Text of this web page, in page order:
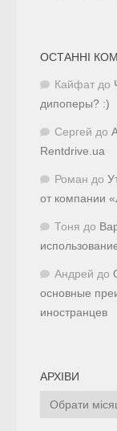
ОСТАННІ
Кайфат до
дипоперы? :)
Сергей до
Rentdrive.ua
Роман до
от компании
Тоня до
Андрей до
основные
иностранцев
АРХІВИ
Архіви